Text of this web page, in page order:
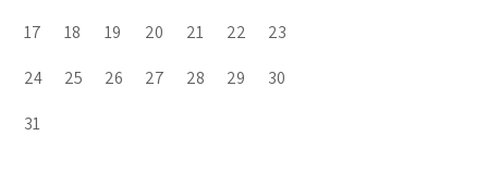
17
18 19 20 21 22
23
24
25 26 27 28 29
30
31